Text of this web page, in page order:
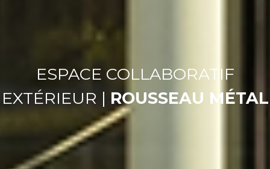
ESPACE COLLABORATIF
EXTÉRIEUR | ROUSSEAU MÉTAL